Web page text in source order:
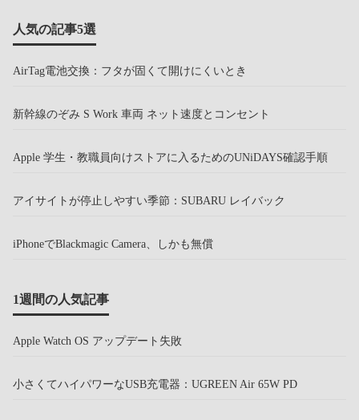
人気の記事5選
AirTag電池交換：フタが固くて開けにくいとき
新幹線のぞみ S Work 車両 ネット速度とコンセント
Apple 学生・教職員向けストアに入るためのUNiDAYS確認手順
アイサイトが停止しやすい季節：SUBARU レイバック
iPhoneでBlackmagic Camera、しかも無償
1週間の人気記事
Apple Watch OS アップデート失敗
小さくてハイパワーなUSB充電器：UGREEN Air 65W PD